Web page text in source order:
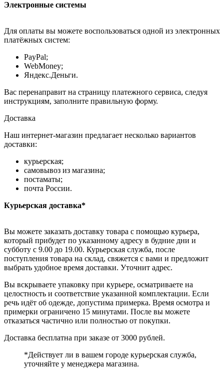
Электронные системы
Для оплаты вы можете воспользоваться одной из электронных
платёжных систем:
PayPal;
WebMoney;
Яндекс.Деньги.
Вас перенаправит на страницу платежного сервиса, следуя
инструкциям, заполните правильную форму.
Доставка
Наш интернет-магазин предлагает несколько вариантов
доставки:
курьерская;
самовывоз из магазина;
постаматы;
почта России.
Курьерская доставка*
Вы можете заказать доставку товара с помощью курьера,
который прибудет по указанному адресу в будние дни и
субботу с 9.00 до 19.00. Курьерская служба, после
поступления товара на склад, свяжется с вами и предложит
выбрать удобное время доставки. Уточнит адрес.
Вы вскрываете упаковку при курьере, осматриваете на
целостность и соответствие указанной комплектации. Если
речь идёт об одежде, допустима примерка. Время осмотра и
примерки ограничено 15 минутами. После вы можете
отказаться частично или полностью от покупки.
Доставка бесплатна при заказе от 3000 рублей.
*Действует ли в вашем городе курьерская служба,
уточняйте у менеджера магазина.